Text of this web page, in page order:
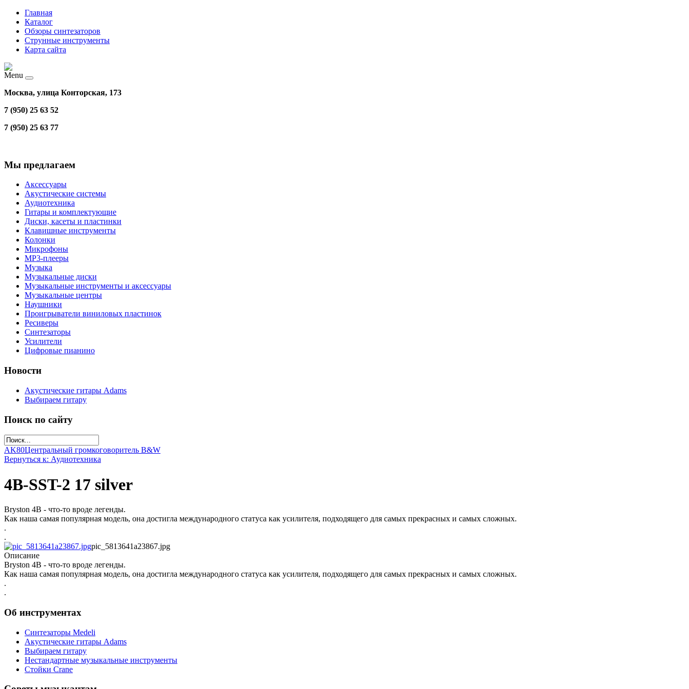
Главная
Каталог
Обзоры синтезаторов
Струнные инструменты
Карта сайта
Menu
Москва, улица Конторская, 173
7 (950) 25 63 52
7 (950) 25 63 77
Мы предлагаем
Аксессуары
Акустические системы
Аудиотехника
Гитары и комплектующие
Диски, касеты и пластинки
Клавишные инструменты
Колонки
Микрофоны
МР3-плееры
Музыка
Музыкальные диски
Музыкальные инструменты и аксессуары
Музыкальные центры
Наушники
Проигрыватели виниловых пластинок
Ресиверы
Синтезаторы
Усилители
Цифровые пианино
Новости
Акустические гитары Adams
Выбираем гитару
Поиск по сайту
AK80Центральный громкоговоритель B&W
Вернуться к: Аудиотехника
4B-SST-2 17 silver
Bryston 4B - что-то вроде легенды.
Как наша самая популярная модель, она достигла международного статуса как усилителя, подходящего для самых прекрасных и самых сложных.
.
.
pic_5813641a23867.jpg
Описание
Bryston 4B - что-то вроде легенды.
Как наша самая популярная модель, она достигла международного статуса как усилителя, подходящего для самых прекрасных и самых сложных.
.
.
Об инструментах
Синтезаторы Мedeli
Акустические гитары Adams
Выбираем гитару
Нестандартные музыкальные инструменты
Стойки Crane